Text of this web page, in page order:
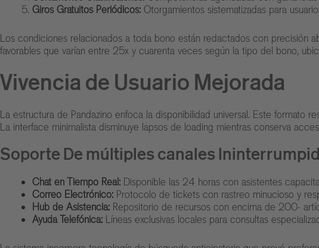
Giros Gratuitos Periódicos: Otorgamientos sistematizadas para
Los condiciones relacionados a toda bono están redactados con precisión
favorables que varían entre 25x y cuarenta veces según la tipo del bono,
Vivencia de Usuario Mejorada
La estructura de Pandazino enfoca la disponibilidad universal. Este formato
La interface minimalista disminuye lapsos de loading mientras conserva
Soporte De múltiples canales
Chat en Tiempo Real: Disponible las 24 horas con asistentes
Correo Electrónico: Protocolo de tickets con rastreo minucioso y
Hub de Asistencia: Repositorio de recursos con encima de 200-
Ayuda Telefónica: Líneas exclusivas locales para consultas